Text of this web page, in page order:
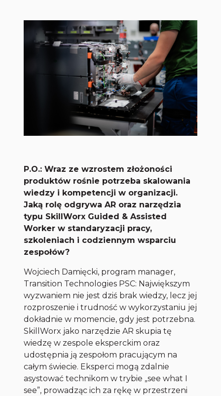
P.O.: Wraz ze wzrostem złożoności
produktów rośnie potrzeba skalowania
wiedzy i kompetencji w organizacji.
Jaką rolę odgrywa AR oraz narzędzia
typu SkillWorx Guided & Assisted
Worker w standaryzacji pracy,
szkoleniach i codziennym wsparciu
zespołów?
Wojciech Damięcki, program manager,
Transition Technologies PSC: Największym
wyzwaniem nie jest dziś brak wiedzy, lecz jej
rozproszenie i trudność w wykorzystaniu jej
dokładnie w momencie, gdy jest potrzebna.
SkillWorx jako narzędzie AR skupia tę
wiedzę w zespole eksperckim oraz
udostępnia ją zespołom pracującym na
całym świecie. Eksperci mogą zdalnie
asystować technikom w trybie „see what I
see”, prowadząc ich za rękę w przestrzeni